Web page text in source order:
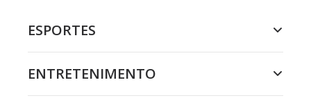
ESPORTES
ENTRETENIMENTO